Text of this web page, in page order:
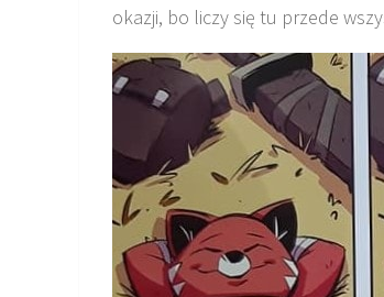
okazji, bo liczy się tu przede